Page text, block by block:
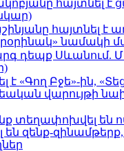
հայտնել է
հայտնել է
նամակի
դեպք Սևանում.
է «Գող Բջե»-ին,
վարույթի
տեղափոխվել են
են զենք-